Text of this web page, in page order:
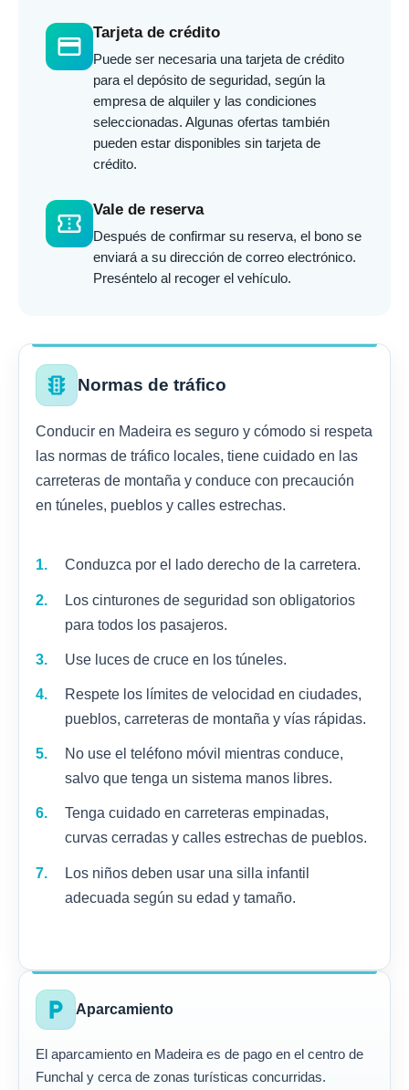
credit_card
Tarjeta de crédito
Puede ser necesaria una tarjeta de crédito
para el depósito de seguridad, según la
empresa de alquiler y las condiciones
seleccionadas. Algunas ofertas también
pueden estar disponibles sin tarjeta de
crédito.
confirmation_number
Vale de reserva
Después de confirmar su reserva, el bono se
enviará a su dirección de correo electrónico.
Preséntelo al recoger el vehículo.
traffic Normas de tráfico
Conducir en Madeira es seguro y cómodo si respeta
las normas de tráfico locales, tiene cuidado en las
carreteras de montaña y conduce con precaución
en túneles, pueblos y calles estrechas.
Conduzca por el lado derecho de la carretera.
Los cinturones de seguridad son obligatorios
para todos los pasajeros.
Use luces de cruce en los túneles.
Respete los límites de velocidad en ciudades,
pueblos, carreteras de montaña y vías rápidas.
No use el teléfono móvil mientras conduce,
salvo que tenga un sistema manos libres.
Tenga cuidado en carreteras empinadas,
curvas cerradas y calles estrechas de pueblos.
Los niños deben usar una silla infantil
adecuada según su edad y tamaño.
local_parking Aparcamiento
El aparcamiento en Madeira es de pago en el centro de
Funchal y cerca de zonas turísticas concurridas.